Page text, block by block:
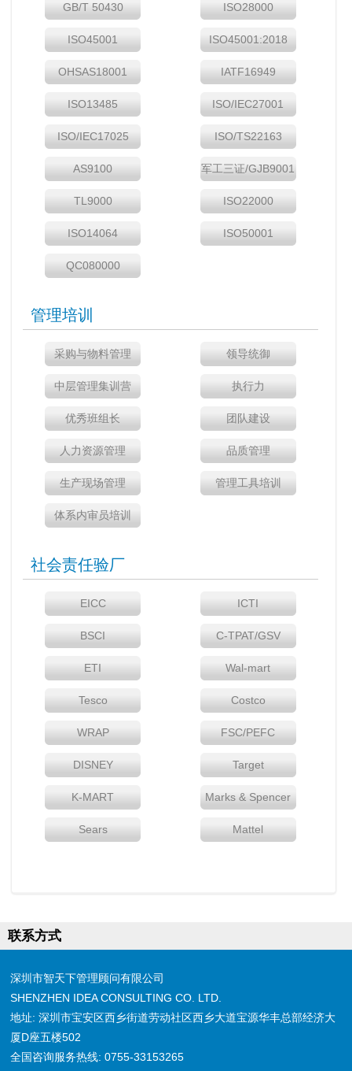
GB/T 50430 ISO28000
ISO45001 ISO45001:2018
OHSAS18001 IATF16949
ISO13485 ISO/IEC27001
ISO/IEC17025 ISO/TS22163
AS9100 军工三证/GJB9001
TL9000 ISO22000
ISO14064 ISO50001
QC080000
管理培训
采购与物料管理 领导统御
中层管理集训营 执行力
优秀班组长 团队建设
人力资源管理 品质管理
生产现场管理 管理工具培训
体系内审员培训
社会责任验厂
EICC ICTI
BSCI C-TPAT/GSV
ETI Wal-mart
Tesco Costco
WRAP FSC/PEFC
DISNEY Target
K-MART Marks & Spencer
Sears Mattel
联系方式
深圳市智天下管理顾问有限公司
SHENZHEN IDEA CONSULTING CO. LTD.
地址: 深圳市宝安区西乡街道劳动社区西乡大道宝源华丰总部经济大
厦D座五楼502
全国咨询服务热线: 0755-33153265